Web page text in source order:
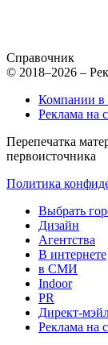
Справочник
© 2018–2026 –
Компании в
Реклама на
Перепечатка
первоисточника
Политика
Выбрать
Дизайн
Агентства
В интернете
в СМИ
Indoor
PR
Директ-
Реклама на